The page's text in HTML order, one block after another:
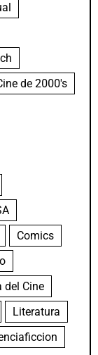
de 2000's
Comics
del Cine
Literatura